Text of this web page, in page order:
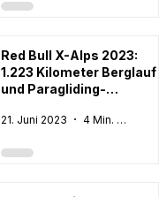
Red Bull X-Alps 2023:
1.223 Kilometer Berglauf
und Paragliding-
21. Juni 2023 4 Min. Lesezeit